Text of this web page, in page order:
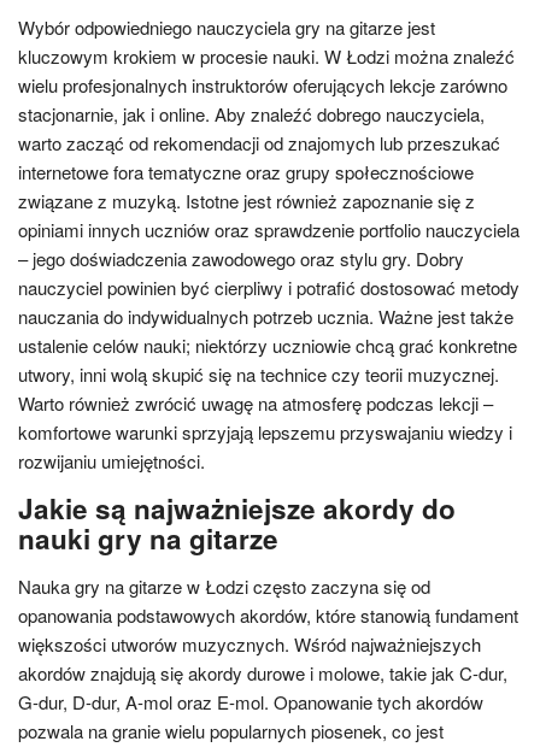
Wybór odpowiedniego nauczyciela gry na gitarze jest
kluczowym krokiem w procesie nauki. W Łodzi można znaleźć
wielu profesjonalnych instruktorów oferujących lekcje zarówno
stacjonarnie, jak i online. Aby znaleźć dobrego nauczyciela,
warto zacząć od rekomendacji od znajomych lub przeszukać
internetowe fora tematyczne oraz grupy społecznościowe
związane z muzyką. Istotne jest również zapoznanie się z
opiniami innych uczniów oraz sprawdzenie portfolio nauczyciela
– jego doświadczenia zawodowego oraz stylu gry. Dobry
nauczyciel powinien być cierpliwy i potrafić dostosować metody
nauczania do indywidualnych potrzeb ucznia. Ważne jest także
ustalenie celów nauki; niektórzy uczniowie chcą grać konkretne
utwory, inni wolą skupić się na technice czy teorii muzycznej.
Warto również zwrócić uwagę na atmosferę podczas lekcji –
komfortowe warunki sprzyjają lepszemu przyswajaniu wiedzy i
rozwijaniu umiejętności.
Jakie są najważniejsze akordy do
nauki gry na gitarze
Nauka gry na gitarze w Łodzi często zaczyna się od
opanowania podstawowych akordów, które stanowią fundament
większości utworów muzycznych. Wśród najważniejszych
akordów znajdują się akordy durowe i molowe, takie jak C-dur,
G-dur, D-dur, A-mol oraz E-mol. Opanowanie tych akordów
pozwala na granie wielu popularnych piosenek, co jest